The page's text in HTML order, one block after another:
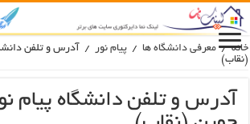
خانه / معرفی دانشگاه ها / پیام نور /
آدرس و تلفن
(نقاب)
آدرس و تلفن دانشگاه پیام